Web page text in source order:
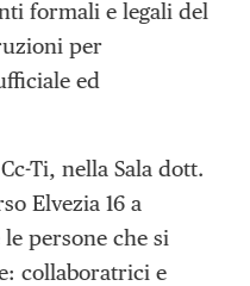
formali e legali del
per
ed
Ti, nella Sala dott.
Elvezia 16 a
persone che si
collaboratrici e